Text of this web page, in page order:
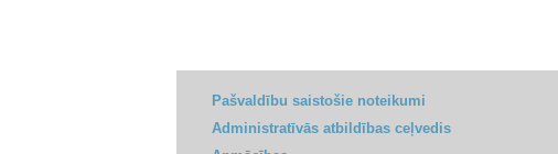
Pašvaldību saistošie noteikumi
Administratīvās atbildības ceļvedis